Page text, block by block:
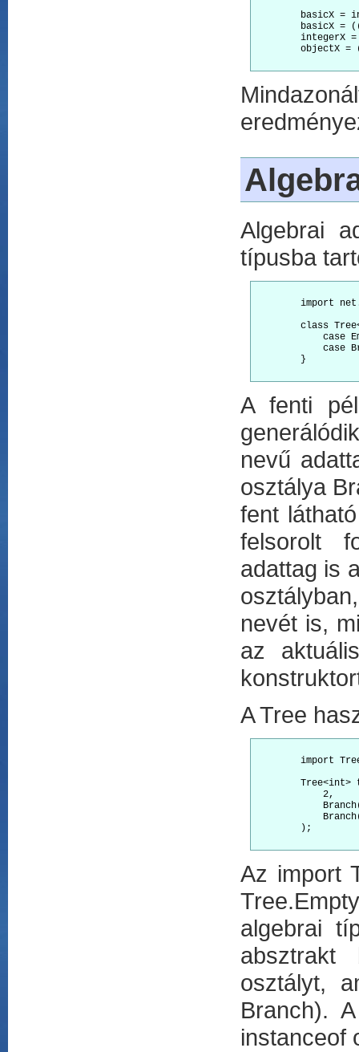
basicX =
basicX =
integerX
objectX =
Algebrai
típusba
import
class
case
case
        }
A fenti
nevű
osztálya
fent
felsorolt
adattag is
nevét is,
az
A Tree
import
Tree<int>
            2,
        );
Az import
algebrai
absztrakt
osztályt,
Branch).
instanceof